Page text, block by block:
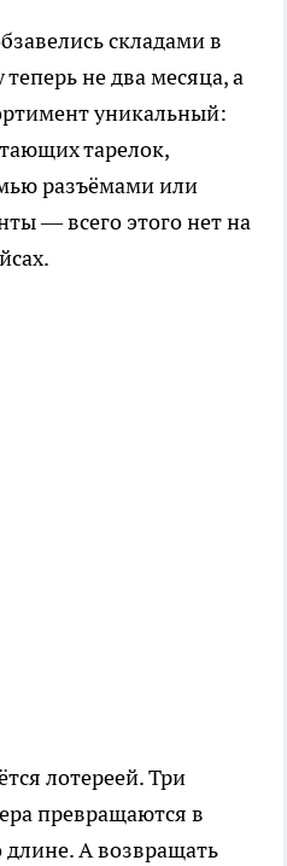
складами в
не два месяца, а
уникальный:
тарелок,
разъёмами или
— всего этого нет на
лотереей. Три
превращаются в
А возвращать